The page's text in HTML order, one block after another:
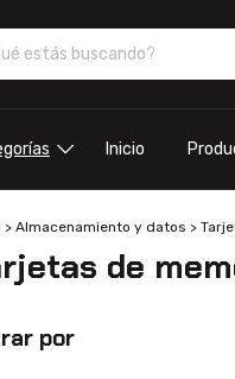
Inicio
> Almacenamiento y datos >
de
por